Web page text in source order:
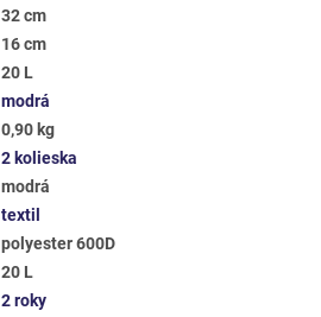
32 cm
16 cm
20 L
modrá
0,90 kg
2 kolieska
modrá
textil
polyester 600D
20 L
2 roky